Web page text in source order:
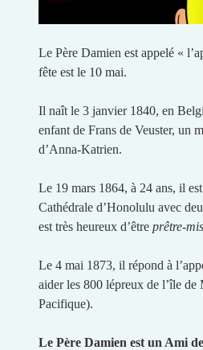
Le Père Damien est appelé «
fête est le 10 mai.
Il naît le 3 janvier 1840, en
enfant de Frans de Veuster, un
d’Anna-Katrien.
Le 19 mars 1864, à 24 ans, il
Cathédrale d’Honolulu avec
est très heureux d’être prêtre-
Le 4 mai 1873, il répond à
aider les 800 lépreux de l’île
Pacifique).
Le Père Damien est un Ami